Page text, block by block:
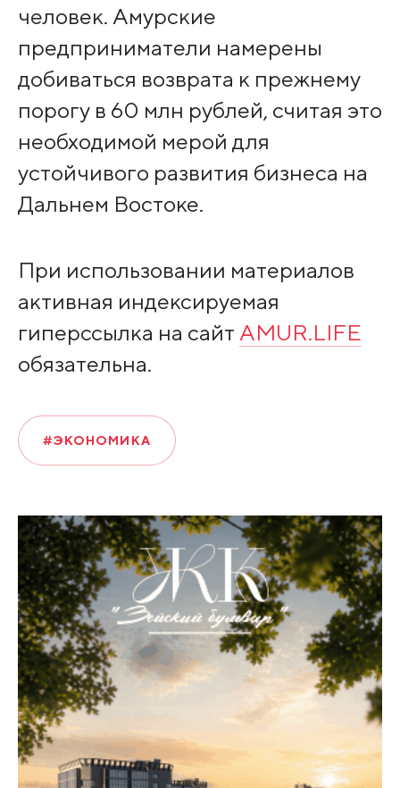
человек. Амурские
предприниматели намерены
добиваться возврата к прежнему
порогу в 60 млн рублей, считая это
необходимой мерой для
устойчивого развития бизнеса на
Дальнем Востоке.
При использовании материалов
активная индексируемая
гиперссылка на сайт AMUR.LIFE
обязательна.
#ЭКОНОМИКА